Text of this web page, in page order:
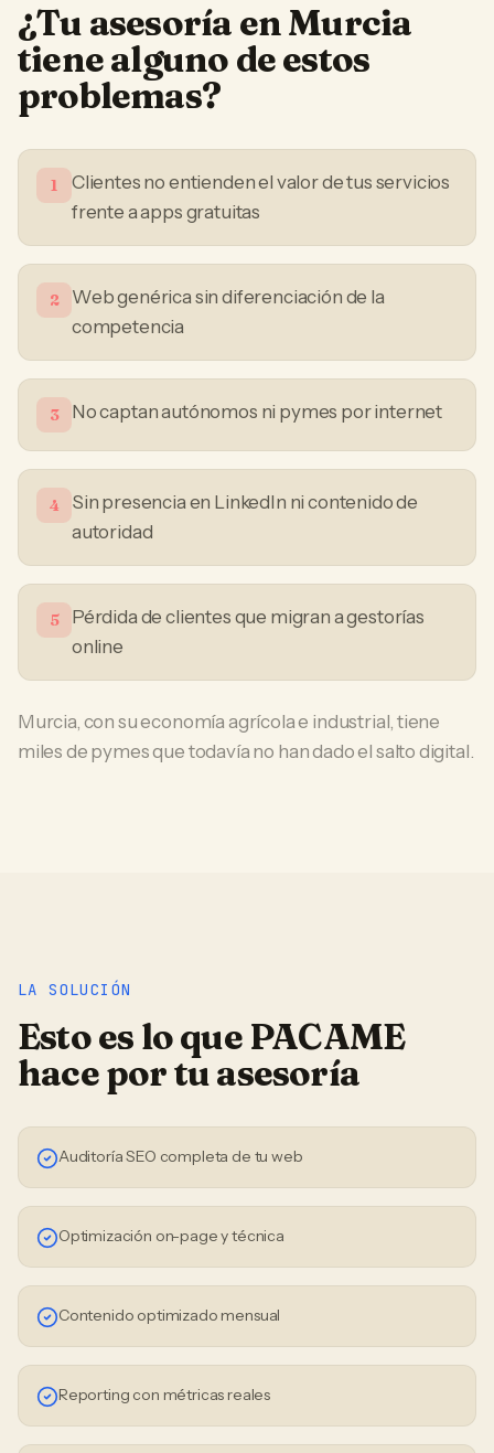
¿Tu asesoría enMurcia
tiene alguno de estos
problemas?
1
Clientes no entienden el valor de tus servicios
frente a apps gratuitas
2
Web genérica sin diferenciación de la
competencia
3 No captan autónomos ni pymes por internet
4
Sin presencia en LinkedIn ni contenido de
autoridad
5
Pérdida de clientes que migran a gestorías
online
Murcia, con su economía agrícola e industrial, tiene
miles de pymes que todavía no han dado el salto digital.
LA SOLUCIÓN
Esto es lo que PACAME
hace por tuasesoría
Auditoría SEO completa de tu web
Optimización on-page y técnica
Contenido optimizado mensual
Reporting con métricas reales